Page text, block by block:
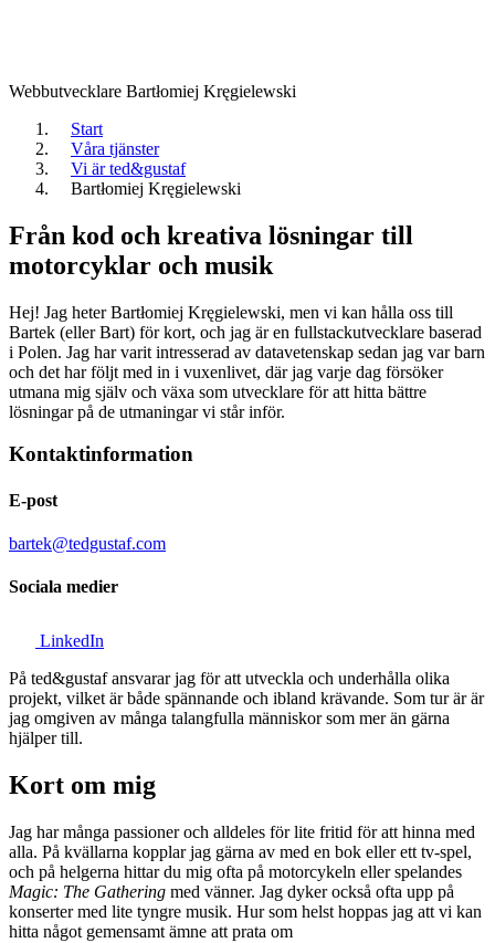
Webbutvecklare Bartłomiej Kręgielewski
Start
Våra tjänster
Vi är ted&gustaf
Bartłomiej Kręgielewski
Från kod och kreativa lösningar till
motorcyklar och musik
Hej! Jag heter Bartłomiej Kręgielewski, men vi kan hålla oss till
Bartek (eller Bart) för kort, och jag är en fullstackutvecklare baserad
i Polen. Jag har varit intresserad av datavetenskap sedan jag var barn
och det har följt med in i vuxenlivet, där jag varje dag försöker
utmana mig själv och växa som utvecklare för att hitta bättre
lösningar på de utmaningar vi står inför.
Kontaktinformation
E-post
bartek@tedgustaf.com
Sociala medier
LinkedIn
På ted&gustaf ansvarar jag för att utveckla och underhålla olika
projekt, vilket är både spännande och ibland krävande. Som tur är är
jag omgiven av många talangfulla människor som mer än gärna
hjälper till.
Kort om mig
Jag har många passioner och alldeles för lite fritid för att hinna med
alla. På kvällarna kopplar jag gärna av med en bok eller ett tv-spel,
och på helgerna hittar du mig ofta på motorcykeln eller spelandes
Magic: The Gathering med vänner. Jag dyker också ofta upp på
konserter med lite tyngre musik. Hur som helst hoppas jag att vi kan
hitta något gemensamt ämne att prata om